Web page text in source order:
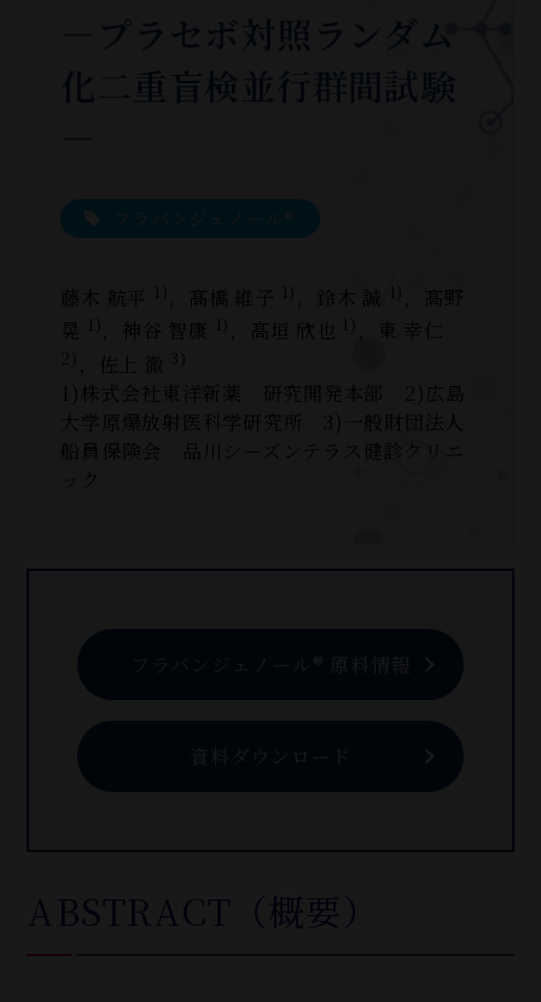
フラバンジェノール®
藤木 航平 1) ，髙橋 維子 1) ，鈴木 誠 1)
，髙野
晃
1) ，神谷 智康 1) ，髙垣 欣也 1) ，東 幸仁
，佐上 徹
1)株式会社東洋新薬 研究開発本部 2)広島
大学原爆放射医科学研究所 3)一般財団法人
船員保険会 品川シーズンテラス健診クリニ
ック
フラバンジェノール® 原料情報
資料ダウンロード
ABSTRACT（概要）